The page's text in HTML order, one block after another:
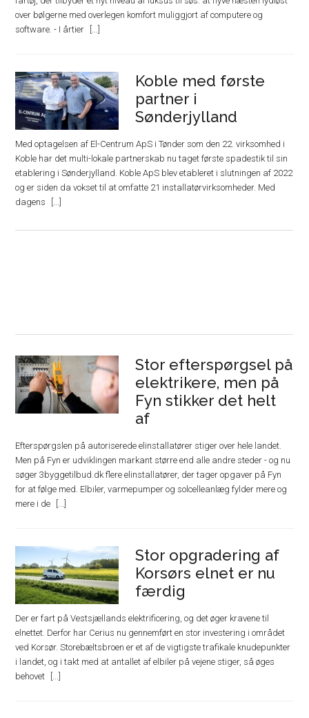
over bølgerne med overlegen komfort muliggjort af computere og
software. - I årtier
Koble med første
partner i
Sønderjylland
Med optagelsen af El-Centrum ApS i Tønder som den 22. virksomhed i
Koble har det multi-lokale partnerskab nu taget første spadestik til sin
etablering i Sønderjylland. Koble ApS blev etableret i slutningen af 2022
og er siden da vokset til at omfatte 21 installatørvirksomheder. Med
dagens
Stor efterspørgsel på
elektrikere, men på
Fyn stikker det helt
af
Efterspørgslen på autoriserede elinstallatører stiger over hele landet.
Men på Fyn er udviklingen markant større end alle andre steder - og nu
søger 3byggetilbud.dk flere elinstallatører, der tager opgaver på Fyn
for at følge med. Elbiler, varmepumper og solcelleanlæg fylder mere og
mere i de
Stor opgradering af
Korsørs elnet er nu
færdig
Der er fart på Vestsjællands elektrificering, og det øger kravene til
elnettet. Derfor har Cerius nu gennemført en stor investering i området
ved Korsør. Storebæltsbroen er et af de vigtigste trafikale knudepunkter
i landet, og i takt med at antallet af elbiler på vejene stiger, så øges
behovet